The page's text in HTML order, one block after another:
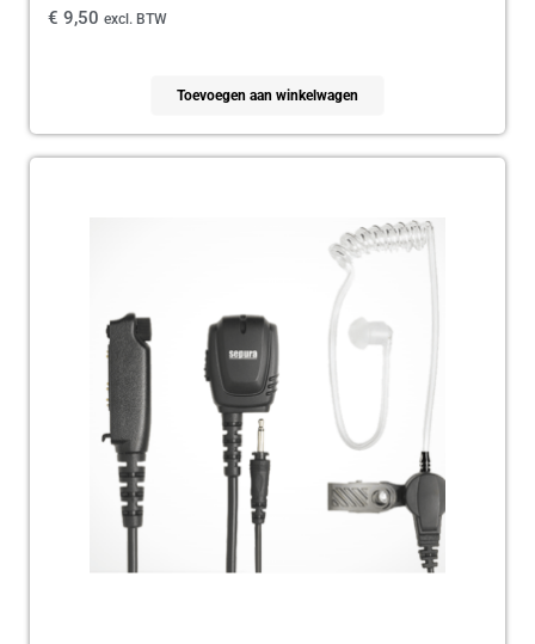
€ 9,50 excl. BTW
Toevoegen aan winkelwagen